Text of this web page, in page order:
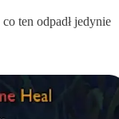
ten odpadł jedynie